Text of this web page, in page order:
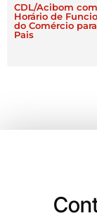
CDL/Acibom
Horário de
do Comércio
Pais